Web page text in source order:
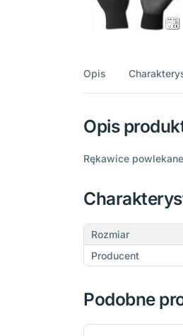
Opis
Opis
Rękawice
Rozmiar
Producent
Podobne